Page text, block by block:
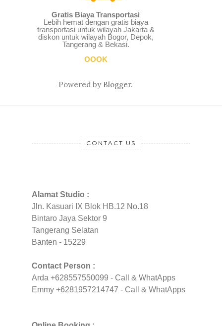
Gratis Biaya Transportasi
Lebih hemat dengan gratis biaya
transportasi untuk wilayah Jakarta &
diskon untuk wilayah Bogor, Depok,
Tangerang & Bekasi.
OOOK
Powered by Blogger.
CONTACT US
Alamat Studio :
Jln. Kasuari IX Blok HB.12 No.18
Bintaro Jaya Sektor 9
Tangerang Selatan
Banten - 15229
Contact Person :
Arda +628557550099 - Call & WhatApps
Emmy +6281957214747 - Call & WhatApps